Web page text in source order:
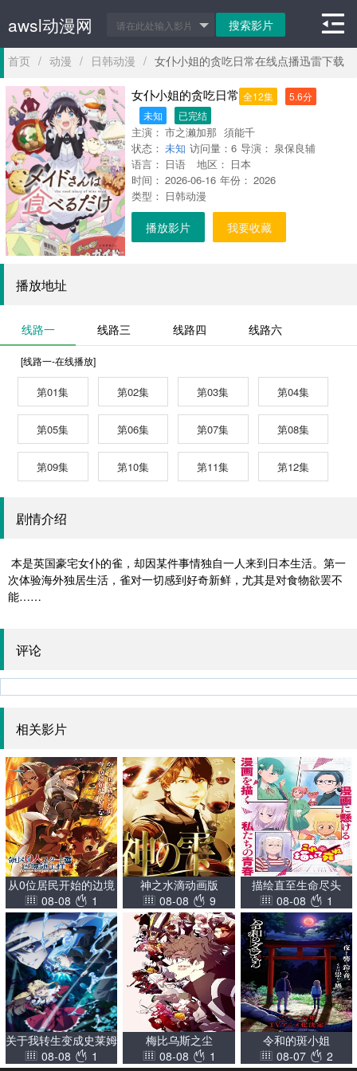
awsl动漫网
首页 / 动漫 / 日韩动漫 / 女仆小姐的贪吃日常在线点播迅雷下载
女仆小姐的贪吃日常 全12集
5.6分
未知
已完结
主演： 市之濑加那 須能千
裕 Chihiro Sunou 河濑茉希 石上静
香 五十岚裕美 佐久间大介
状态： 未知 访问量：6 导演： 泉保良辅
语言： 日语 地区： 日本
时间： 2026-06-16 年份： 2026
类型： 日韩动漫
播放影片 我要收藏
播放地址
线路一 线路三 线路四 线路六
[线路一-在线播放]
第01集 第02集 第03集 第04集
第05集 第06集 第07集 第08集
第09集 第10集 第11集 第12集
剧情介绍
本是英国豪宅女仆的雀，却因某件事情独自一人来到日本生活。第一
次体验海外独居生活，雀对一切感到好奇新鲜，尤其是对食物欲罢不
能……
评论
相关影片
从0位居民开始的边境
领主大人
08-08 1
神之水滴动画版
08-08
9
描绘直至生命尽头
08-08
1
关于我转生变成史莱姆
这档事第四季
08-08 1
梅比乌斯之尘
08-08
1
令和的斑小姐
08-07
2